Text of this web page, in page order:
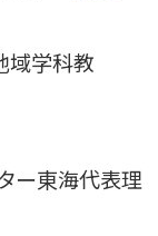
域学科教
ー東海代表理